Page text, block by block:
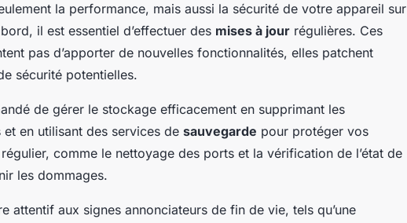
la performance, mais aussi la sécurité de votre appareil sur
il est essentiel d’effectuer des mises à jour régulières. Ces
pas d’apporter de nouvelles fonctionnalités, elles patchent
sécurité potentielles.
de gérer le stockage efficacement en supprimant les
en utilisant des services de sauvegarde pour protéger vos
comme le nettoyage des ports et la vérification de l’état de
les dommages.
attentif aux signes annonciateurs de fin de vie, tels qu’une